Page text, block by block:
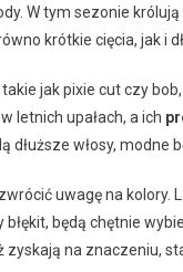
W tym sezonie
krótkie cięcia, jak i
jak pixie cut czy
letnich upałach, a ich
dłuższe włosy, modne
uwagę na kolory.
błękit, będą chętnie
zyskają na znaczeniu,